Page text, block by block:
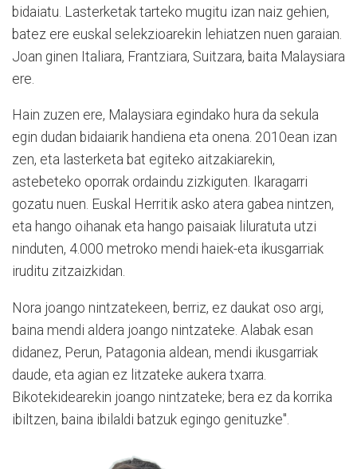
bidaiatu. Lasterketak tarteko mugitu izan naiz gehien,
batez ere euskal selekzioarekin lehiatzen nuen garaian.
Joan ginen Italiara, Frantziara, Suitzara, baita Malaysiara
ere.
Hain zuzen ere, Malaysiara egindako hura da sekula
egin dudan bidaiarik handiena eta onena. 2010ean izan
zen, eta lasterketa bat egiteko aitzakiarekin,
astebeteko oporrak ordaindu zizkiguten. Ikaragarri
gozatu nuen. Euskal Herritik asko atera gabea nintzen,
eta hango oihanak eta hango paisaiak liluratuta utzi
ninduten, 4.000 metroko mendi haiek-eta ikusgarriak
iruditu zitzaizkidan.
Nora joango nintzatekeen, berriz, ez daukat oso argi,
baina mendi aldera joango nintzateke. Alabak esan
didanez, Perun, Patagonia aldean, mendi ikusgarriak
daude, eta agian ez litzateke aukera txarra.
Bikotekidearekin joango nintzateke; bera ez da korrika
ibiltzen, baina ibilaldi batzuk egingo genituzke".